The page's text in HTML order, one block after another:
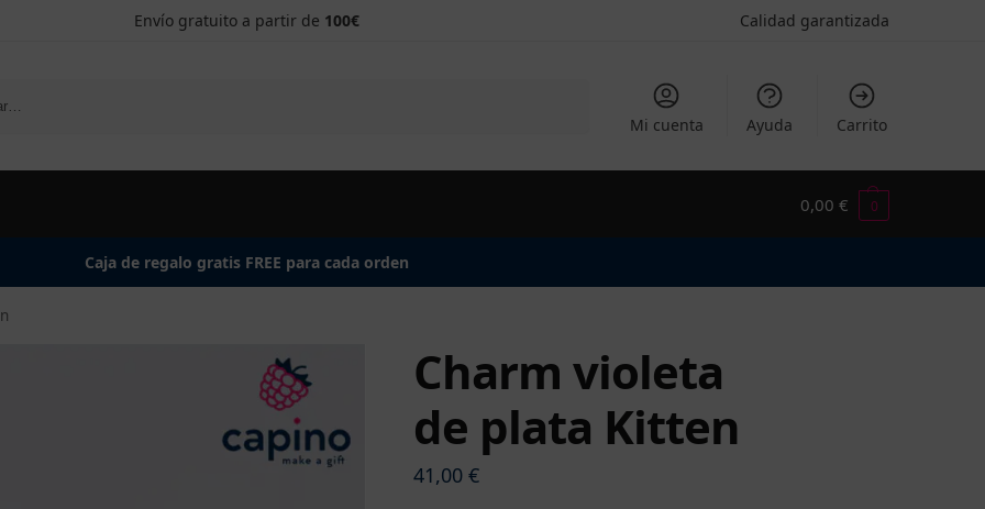
Envío gratuito a partir de 100€ Calidad garantizada
Mi cuenta Ayuda Carrito
0,00 € 0
Caja de regalo gratis FREE para cada orden
Charm violeta
de plata Kitten
41,00€